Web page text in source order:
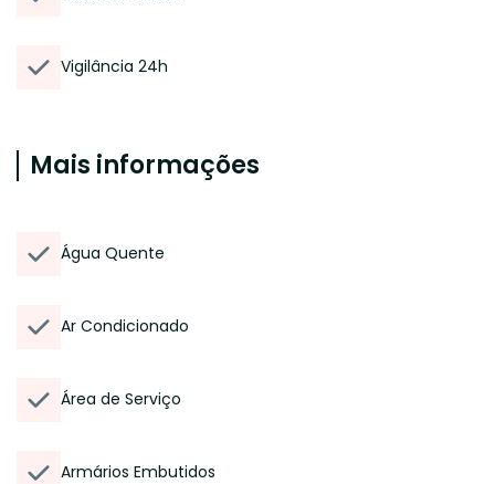
Vigilância 24h
Mais informações
Água Quente
Ar Condicionado
Área de Serviço
Armários Embutidos